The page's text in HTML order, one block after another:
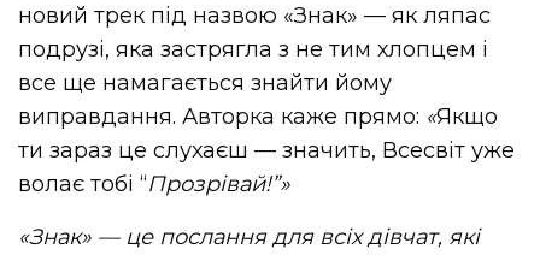
новий трек під назвою «Знак» — як ляпас
подрузі, яка застрягла з не тим хлопцем і
все ще намагається знайти йому
виправдання. Авторка каже прямо: «Якщо
ти зараз це слухаєш — значить, Всесвіт уже
волає тобі “Прозрівай!”»
«Знак» — це послання для всіх дівчат, які